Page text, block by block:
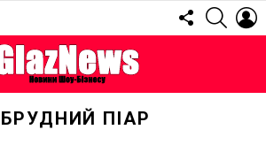
FOLLOW
US
БРУДНИЙ ПІАР